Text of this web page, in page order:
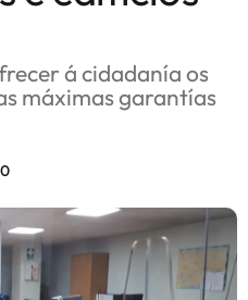
á cidadanía os
máximas garantías